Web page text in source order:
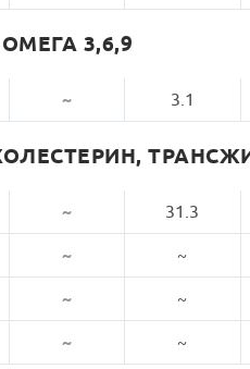
ОМЕГА 3,6,9
~ 3.1
~ 31.3
~ ~
~ ~
~ ~